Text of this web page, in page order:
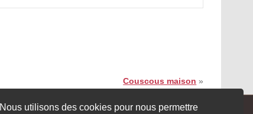
Nous utilisons des cookies pour nous permettre
Couscous maison »